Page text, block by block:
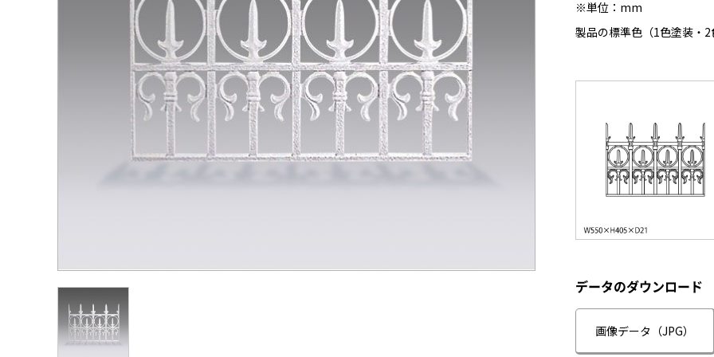
※単位：mm
製品の標準色（1色塗装・
データのダウンロード
画像データ（JPG）